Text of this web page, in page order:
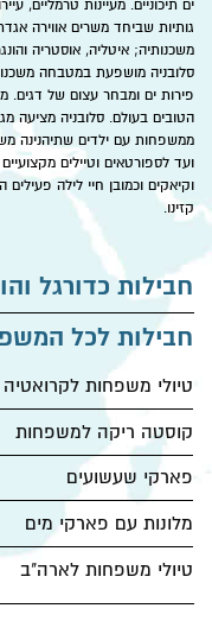
ים תיכוניים. מעיינות טרמליים,
גותיות שביחד משרים אווירה
משכנותיה; איטליה, אוסטריה
סלובניה מושפעת במטבחה
פירות ים ומבחר עצום של דגים.
הטובים בעולם. סלובניה מציעה
ממשפחות עם ילדים שתיהנינה
ועד לספורטאים וטיילים
וקיאקים וכמובן חיי לילה
קזינו.
חבילות כדורגל
חבילות לכל
טיולי משפחות לקרואטיה
קוסטה ריקה למשפחות
פארקי שעשועים
מלונות עם פארקי מים
טיולי משפחות לארה"ב